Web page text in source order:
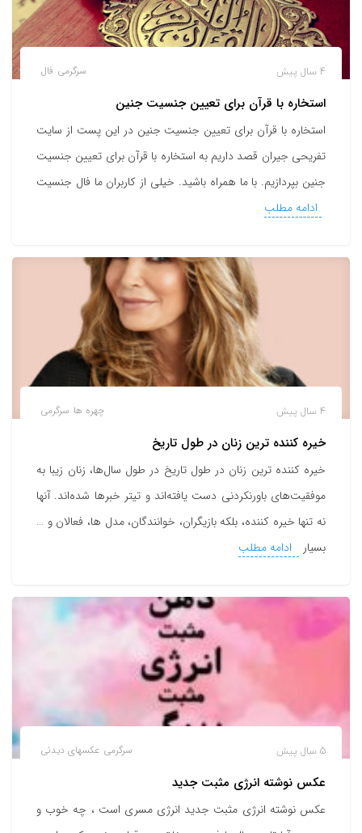
سرگرمی فال 4 سال پیش
استخاره با قرآن برای تعیین جنسیت جنین
استخاره با قرآن برای تعیین جنسیت جنین در این پست از سایت
تفریحی جیران قصد داریم به استخاره با قرآن برای تعیین جنسیت
جنین بپردازیم. با ما همراه باشید. خیلی از کاربران ما فال جنسیت
ادامه مطلب
چهره ها سرگرمی 4 سال پیش
خیره کننده ترین زنان در طول تاریخ
خیره کننده ترین زنان در طول تاریخ در طول سال‌ها، زنان زیبا به
موفقیت‌های باورنکردنی دست یافته‌اند و تیتر خبرها شده‌اند. آنها
نه تنها خیره کننده، بلکه بازیگران، خوانندگان، مدل ها، فعالان و …
بسیار
ادامه مطلب
سرگرمی عکسهای دیدنی 5 سال پیش
عکس نوشته انرژی مثبت جدید
عکس نوشته انرژی مثبت جدید انرژی مسری است ، چه خوب و